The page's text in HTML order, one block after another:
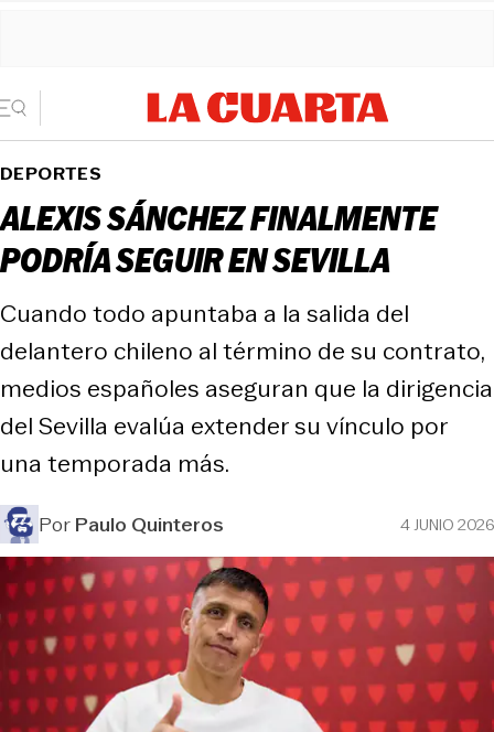
DEPORTES
ALEXIS SÁNCHEZ FINALMENTE
PODRÍA SEGUIR EN SEVILLA
Cuando todo apuntaba a la salida del
delantero chileno al término de su contrato,
medios españoles aseguran que la dirigencia
del Sevilla evalúa extender su vínculo por
una temporada más.
PorPaulo Quinteros 4 JUNIO 2026